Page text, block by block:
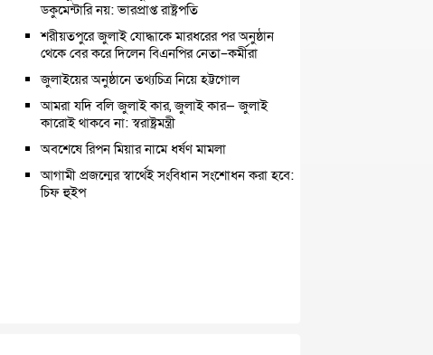
ডকুমেন্টারি নয়: ভারপ্রাপ্ত রাষ্ট্রপতি
শরীয়তপুরে জুলাই যোদ্ধাকে মারধরের পর অনুষ্ঠান
থেকে বের করে দিলেন বিএনপির নেতা–কর্মীরা
জুলাইয়ের অনুষ্ঠানে তথ্যচিত্র নিয়ে হট্টগোল
আমরা যদি বলি জুলাই কার, জুলাই কার— জুলাই
কারোই থাকবে না: স্বরাষ্ট্রমন্ত্রী
অবশেষে রিপন মিয়ার নামে ধর্ষণ মামলা
আগামী প্রজন্মের স্বার্থেই সংবিধান সংশোধন করা হবে:
চিফ হুইপ